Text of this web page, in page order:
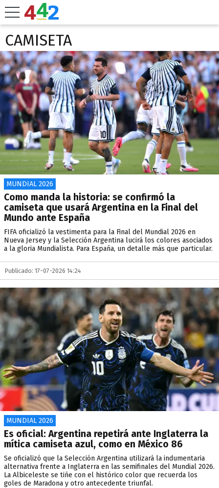
CAMISETA
MUNDIAL 2026
Como manda la historia: se confirmó la
camiseta que usará Argentina en la Final del
Mundo ante España
FIFA oficializó la vestimenta para la Final del Mundial 2026 en
Nueva Jersey y la Selección Argentina lucirá los colores asociados
a la gloria Mundialista. Para España, un detalle más que particular.
Publicado: 17-07-2026 14:24
MUNDIAL 2026
Es oficial: Argentina repetirá ante Inglaterra la
mítica camiseta azul, como en México 86
Se oficializó que la Selección Argentina utilizará la indumentaria
alternativa frente a Inglaterra en las semifinales del Mundial 2026.
La Albiceleste se tiñe con el histórico color que recuerda los
goles de Maradona y otro antecedente triunfal.